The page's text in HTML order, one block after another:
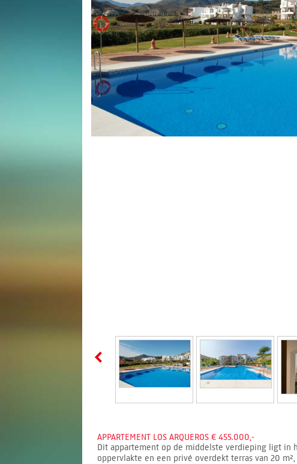
APPARTEMENT LOS ARQUEROS € 455.000,-
Dit appartement op de middelste verdieping ligt in
oppervlakte en een privé overdekt terras van 20